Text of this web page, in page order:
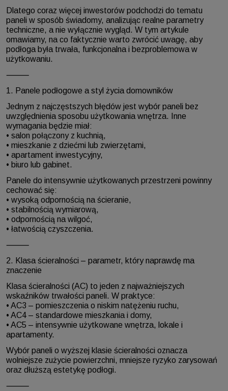
Dlatego coraz więcej inwestorów podchodzi do tematu
paneli w sposób świadomy, analizując realne parametry
techniczne, a nie wyłącznie wygląd. W tym artykule
omawiamy, na co faktycznie warto zwrócić uwagę, aby
podłoga była trwała, funkcjonalna i bezproblemowa w
użytkowaniu.
⸻
1. Panele podłogowe a styl życia domowników
Jednym z najczęstszych błędów jest wybór paneli bez
uwzględnienia sposobu użytkowania wnętrza. Inne
wymagania będzie miał:
• salon połączony z kuchnią,
• mieszkanie z dziećmi lub zwierzętami,
• apartament inwestycyjny,
• biuro lub gabinet.
Panele do intensywnie użytkowanych przestrzeni powinny
cechować się:
• wysoką odpornością na ścieranie,
• stabilnością wymiarową,
• odpornością na wilgoć,
• łatwością czyszczenia.
⸻
2. Klasa ścieralności – parametr, który naprawdę ma
znaczenie
Klasa ścieralności (AC) to jeden z najważniejszych
wskaźników trwałości paneli. W praktyce:
• AC3 – pomieszczenia o niskim natężeniu ruchu,
• AC4 – standardowe mieszkania i domy,
• AC5 – intensywnie użytkowane wnętrza, lokale i
apartamenty.
Wybór paneli o wyższej klasie ścieralności oznacza
wolniejsze zużycie powierzchni, mniejsze ryzyko zarysowań
oraz dłuższą estetykę podłogi.
⸻